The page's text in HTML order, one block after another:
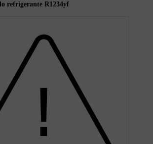
refrigerante R1234yf